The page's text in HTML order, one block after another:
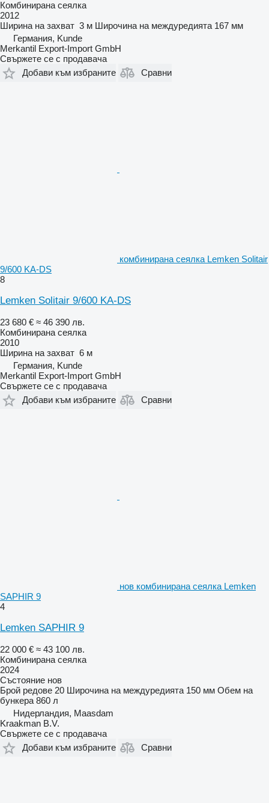
Комбинирана сеялка
2012
Ширина на захват 3 м Широчина на междуредията 167 мм
Германия, Kunde
Merkantil Export-Import GmbH
Свържете се с продавача
Добави към избраните
Сравни
комбинирана сеялка Lemken Solitair
9/600 KA-DS
8
Lemken Solitair 9/600 KA-DS
23 680 € ≈ 46 390 лв.
Комбинирана сеялка
2010
Ширина на захват 6 м
Германия, Kunde
Merkantil Export-Import GmbH
Свържете се с продавача
Добави към избраните
Сравни
нов комбинирана сеялка Lemken
SAPHIR 9
4
Lemken SAPHIR 9
22 000 € ≈ 43 100 лв.
Комбинирана сеялка
2024
Състояние нов
Брой редове 20 Широчина на междуредията 150 мм Обем на
бункера 860 л
Нидерландия, Maasdam
Kraakman B.V.
Свържете се с продавача
Добави към избраните
Сравни